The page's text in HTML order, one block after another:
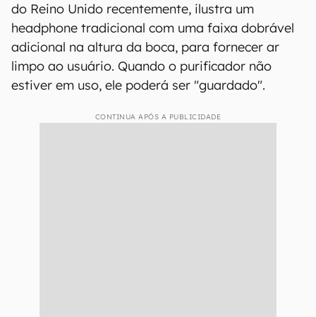
do Reino Unido recentemente, ilustra um
headphone tradicional com uma faixa dobrável
adicional na altura da boca, para fornecer ar
limpo ao usuário. Quando o purificador não
estiver em uso, ele poderá ser "guardado".
CONTINUA APÓS A PUBLICIDADE